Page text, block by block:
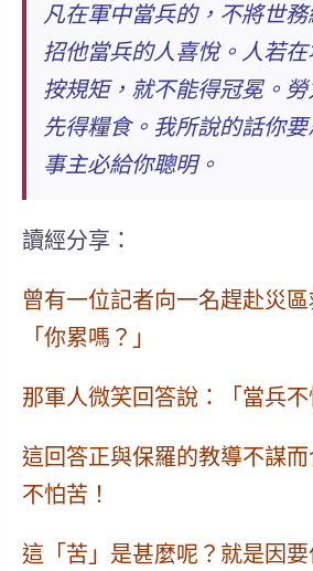
凡在軍中當兵的，不將世
招他當兵的人喜悅。 人若
按規矩，就不能得冠冕。
先得糧食。 我所說的話你
事主必給你聰明。
讀經分享：
曾有一位記者向一名趕赴災區
「你累嗎？」
那軍人微笑回答說：「當兵不
這回答正與保羅的教導不謀而
不怕苦！
這「苦」是甚麼呢？就是因